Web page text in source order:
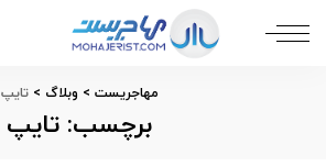
مهاجریست > وبلاگ >تایپ
برچسب: تایپ